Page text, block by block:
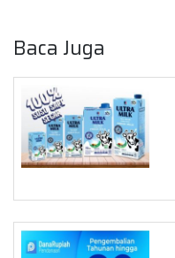
Baca Juga